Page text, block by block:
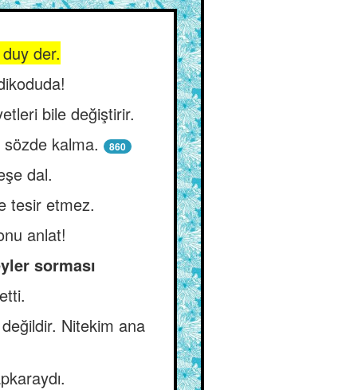
der.
bile değiştirir.
sözde kalma.
860
dal.
tesir etmez.
anlat!
sorması
Nitekim ana